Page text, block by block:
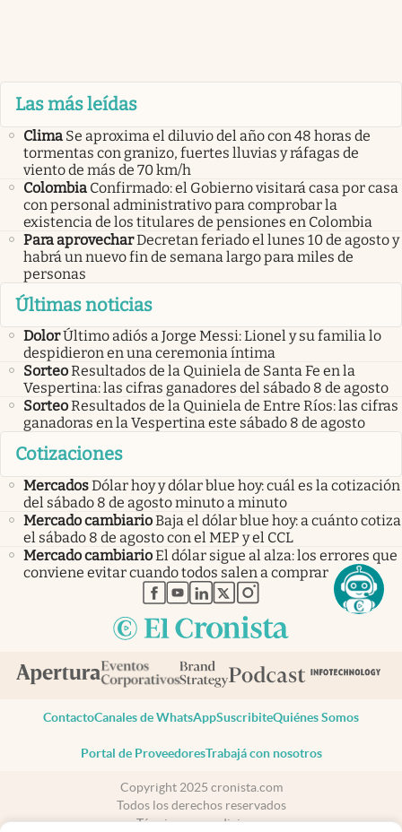
Las más leídas
Clima Se aproxima el diluvio del año con 48 horas de
tormentas con granizo, fuertes lluvias y ráfagas de
viento de más de 70 km/h
Colombia Confirmado: el Gobierno visitará casa por casa
con personal administrativo para comprobar la
existencia de los titulares de pensiones en Colombia
Para aprovecharDecretan feriado el lunes 10 de agosto y
habrá un nuevo fin de semana largo para miles de
personas
Últimas noticias
DolorÚltimo adiós a Jorge Messi: Lionel y su familia lo
despidieron en una ceremonia íntima
SorteoResultados de la Quiniela de Santa Fe en la
Vespertina: las cifras ganadores del sábado 8 de agosto
SorteoResultados de la Quiniela de Entre Ríos: las cifras
ganadoras en la Vespertina este sábado 8 de agosto
Cotizaciones
MercadosDólar hoy y dólar blue hoy: cuál es la cotización
del sábado 8 de agosto minuto a minuto
Mercado cambiarioBaja el dólar blue hoy: a cuánto cotiza
el sábado 8 de agosto con el MEP y el CCL
Mercado cambiarioEl dólar sigue al alza: los errores que
conviene evitar cuando todos salen a comprar
abre en nueva pestaña
abre en nueva pestaña
abre en nueva pestaña
abre en nueva pestaña
abre en nueva pestaña
ContactoCanales de WhatsAppSuscribiteQuiénes Somos
Portal de ProveedoresTrabajá con nosotros
Copyright 2025 cronista.com
Todos los derechos reservados
Términos y condiciones